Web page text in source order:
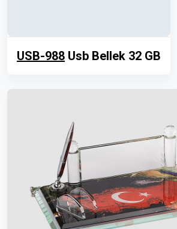
USB-988 Usb Bellek 32 GB